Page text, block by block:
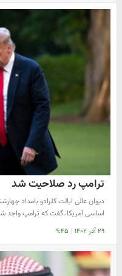
ترامپ رد صلاحیت شد
دیوان عالی ایالت کلرادو بامداد
اساسی آمریکا، گفت که ترامپ واجد
۲۹ آذر ۱۴۰۲ | ۹:۴۵